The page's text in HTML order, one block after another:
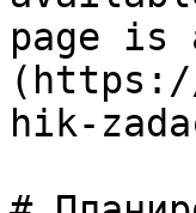
page is
(https://
hik-